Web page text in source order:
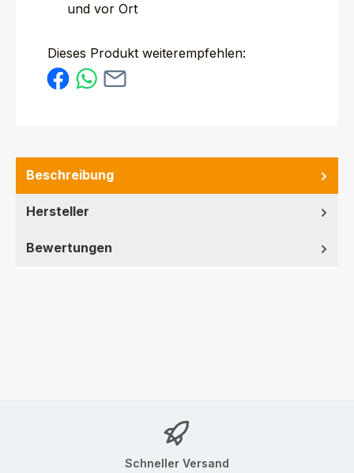
und vor Ort
Dieses Produkt weiterempfehlen:
Beschreibung
Hersteller
Bewertungen
Schneller Versand